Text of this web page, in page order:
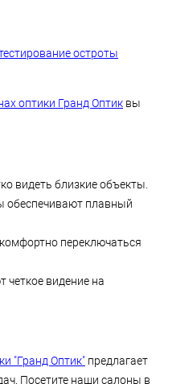
остроты
оптики Гранд Оптик вы
видеть близкие объекты.
обеспечивают плавный
переключаться
видение на
"Гранд Оптик" предлагает
Посетите наши салоны в